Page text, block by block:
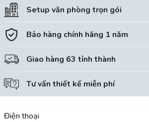
Setup văn phòng trọn gói
Bảo hàng chính hãng 1 năm
Giao hàng 63 tỉnh thành
Tư vấn thiết kế miễn phí
Điện thoại